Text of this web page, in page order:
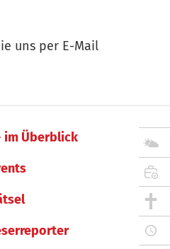
uns per E-Mail
im Überblick